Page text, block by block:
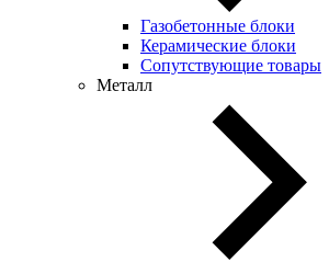
Газобетонные блоки
Керамические блоки
Сопутствующие товары
Металл